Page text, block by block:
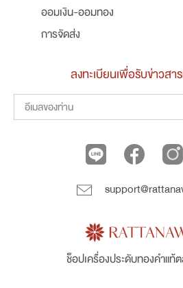
ออมเงิน-ออมทอง
การจัดส่ง
ลงทะเบียนเพื่อรับข่าวสา
ช็อปเครื่องประดับทองคำแท้